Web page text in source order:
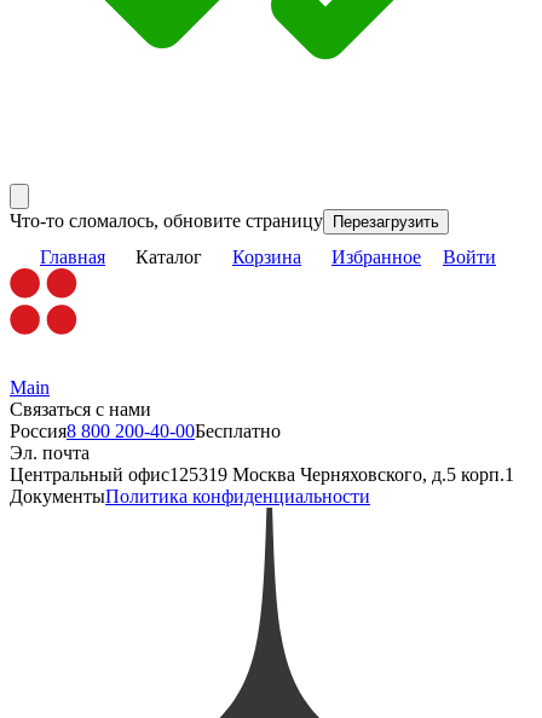
Что-то сломалось, обновите страницу Перезагрузить
Главная Каталог Корзина Избранное Войти
Main
Связаться с нами
Россия8 800 200-40-00Бесплатно
Эл. почта
Центральный офис125319 Москва Черняховского, д.5 корп.1
ДокументыПолитика конфиденциальности